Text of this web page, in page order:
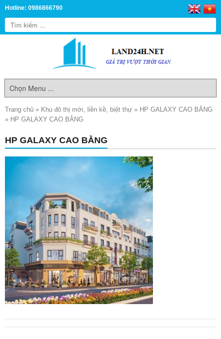
Hotline: 0986866790
Trang chủ » Khu đô thị mới, liền kề, biệt thự » HP GALAXY CAO BẰNG
» HP GALAXY CAO BẰNG
HP GALAXY CAO BẰNG